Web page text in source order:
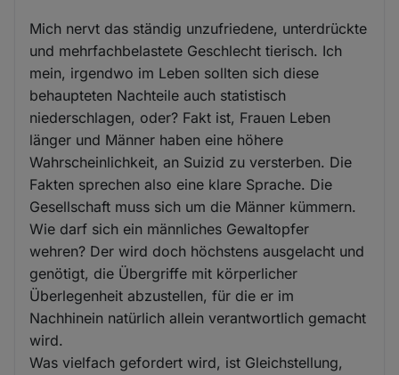
Mich nervt das ständig unzufriedene, unterdrückte
und mehrfachbelastete Geschlecht tierisch. Ich
mein, irgendwo im Leben sollten sich diese
behaupteten Nachteile auch statistisch
niederschlagen, oder? Fakt ist, Frauen Leben
länger und Männer haben eine höhere
Wahrscheinlichkeit, an Suizid zu versterben. Die
Fakten sprechen also eine klare Sprache. Die
Gesellschaft muss sich um die Männer kümmern.
Wie darf sich ein männliches Gewaltopfer
wehren? Der wird doch höchstens ausgelacht und
genötigt, die Übergriffe mit körperlicher
Überlegenheit abzustellen, für die er im
Nachhinein natürlich allein verantwortlich gemacht
wird.
Was vielfach gefordert wird, ist Gleichstellung,